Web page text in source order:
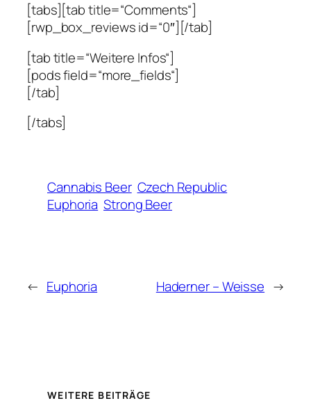
[tabs][tab title=“Comments“]
[rwp_box_reviews id=“0″][/tab]
[tab title=“Weitere Infos“]
[pods field=“more_fields“]
[/tab]
[/tabs]
Cannabis Beer Czech Republic
Euphoria Strong Beer
← Euphoria Haderner – Weisse →
WEITERE BEITRÄGE